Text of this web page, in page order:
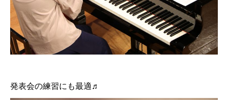
発表会の練習にも最適♬